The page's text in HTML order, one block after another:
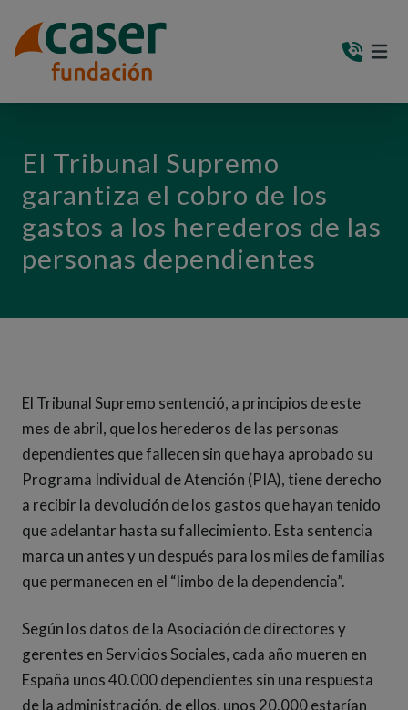
El Tribunal Supremo
garantiza el cobro de los
gastos a los herederos de las
personas dependientes
El Tribunal Supremo sentenció, a principios de este
mes de abril, que los herederos de las personas
dependientes que fallecen sin que haya aprobado su
Programa Individual de Atención (PIA), tiene derecho
a recibir la devolución de los gastos que hayan tenido
que adelantar hasta su fallecimiento. Esta sentencia
marca un antes y un después para los miles de familias
que permanecen en el “limbo de la dependencia”.
Según los datos de la Asociación de directores y
gerentes en Servicios Sociales, cada año mueren en
España unos 40.000 dependientes sin una respuesta
de la administración, de ellos, unos 20.000 estarían